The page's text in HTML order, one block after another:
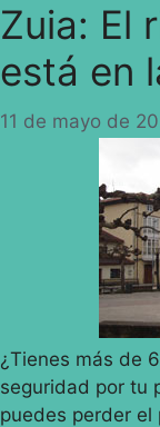
Zuia: El
está en
11 de mayo de
¿Tienes más de
seguridad por tu
puedes perder el